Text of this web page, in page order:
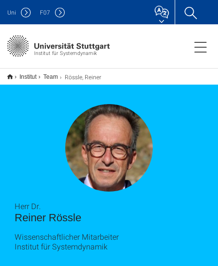
Institut für Systemdynamik
Uni F07
Institut Team Rössle, Reiner
Reiner Rössle
Herr Dr.
Wissenschaftlicher Mitarbeiter
Institut für Systemdynamik